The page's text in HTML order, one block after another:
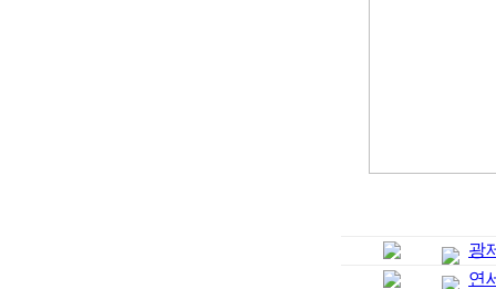
광
연